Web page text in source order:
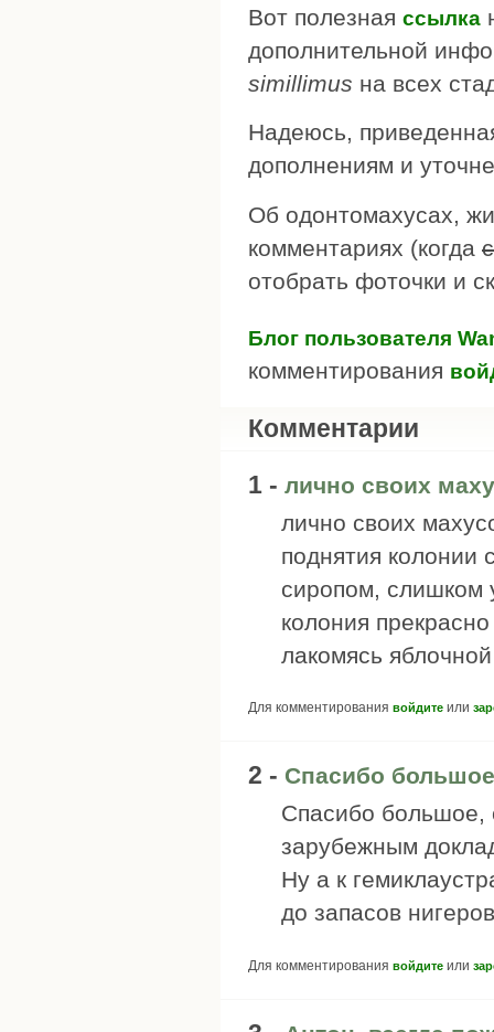
Вот полезная ссылка
дополнительной
simillimus на всех
Надеюсь,
дополнениям и
Об одонтомахусах,
комментариях (когда
отобрать фоточки и
Блог пользователя
комментирования
Комментарии
1 - лично своих
лично своих
поднятия колонии
сиропом, слишком
колония
лакомясь
Для комментирования войдите или
2 - Спасибо
Спасибо большое,
зарубежным
Ну а к
до запасов
Для комментирования войдите или